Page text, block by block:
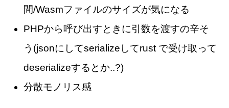
間/Wasmファイルのサイズが気になる
PHPから呼び出すときに引数を渡すの辛そ
う(jsonにしてserializeしてrust で受け取って
deserializeするとか..?)
分散モノリス感